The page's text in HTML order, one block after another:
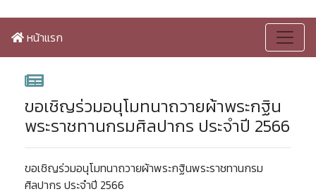
หน้าแรก
ขอเชิญร่วมอนุโมทนาถวายผ้าพระกฐิน
พระราชทานกรมศิลปากร ประจำปี 2566
ขอเชิญร่วมอนุโมทนาถวายผ้าพระกฐินพระราชทานกรม
ศิลปากร ประจำปี 2566